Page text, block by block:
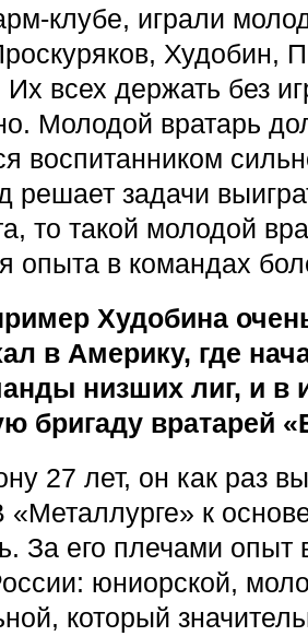
клубе, играли
Худобин,
всех держать без
Молодой вратарь
воспитанником
решает задачи
то такой молодой
опыта в командах
Худобина
в Америку, где
низших лиг, и в
бригаду вратарей
27 лет, он как раз
«Металлурге» к
За его плечами опыт
юниорской,
который